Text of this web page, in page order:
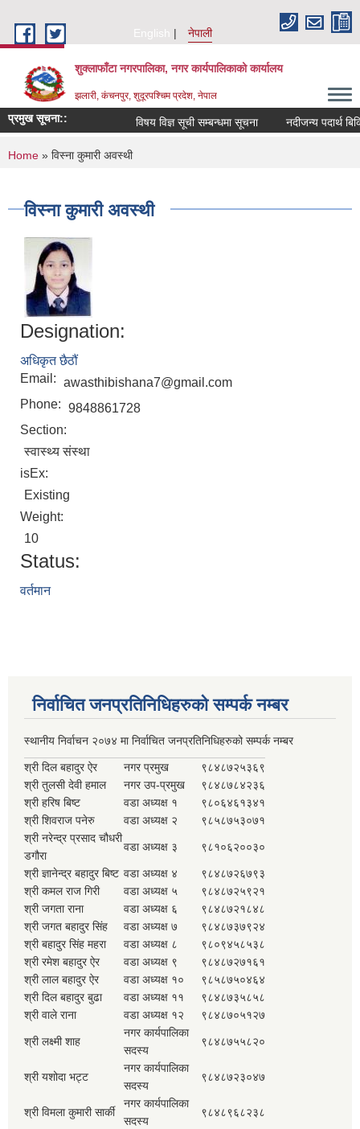
English
नेपाली
शुक्लाफाँटा नगरपालिका, नगर कार्यपालिकाको कार्यालय
झलारी, कंचनपुर, शुदूरपश्चिम प्रदेश, नेपाल
प्रमुख सूचना:: विषय विज्ञ सूची सम्बन्धमा सूचना नदीजन्य पदार्थ
You are here
Home » विस्ना कुमारी अवस्थी
विस्ना कुमारी अवस्थी
Designation:
अधिकृत छैठौं
Email: awasthibishana7@gmail.com
Phone: 9848861728
Section:
स्वास्थ्य संस्था
isEx:
Existing
Weight:
10
Status:
वर्तमान
निर्वाचित जनप्रतिनिधिहरुको सम्पर्क नम्बर
स्थानीय निर्वाचन २०७४ मा निर्वाचित जनप्रतिनिधिहरुको सम्पर्क नम्बर
श्री दिल बहादुर ऐर नगर प्रमुख
९८४८७२५३६९
श्री तुलसी देवी हमाल
नगर उप-प्रमुख
९८४८७८४२३६
श्री हरिष बिष्ट
वडा अध्यक्ष १
९८०६४६१३४१
श्री शिवराज पनेरु
वडा अध्यक्ष २
९८५८७५३०७१
श्री नरेन्द्र प्रसाद चौधरी
डगौरा
वडा अध्यक्ष ३ ९८१०६२००३०
श्री ज्ञानेन्द्र बहादुर बिष्ट वडा अध्यक्ष ४
९८४८७२६७९३
श्री कमल राज गिरी
वडा अध्यक्ष ५
९८४८७२५९२१
श्री जगता राना
वडा अध्यक्ष ६
९८४८७२१८४८
श्री जगत बहादुर सिंह
वडा अध्यक्ष ७
९८४८७३७९२४
श्री बहादुर सिंह महरा
वडा अध्यक्ष ८
९८०९४५८५३८
श्री रमेश बहादुर ऐर
वडा अध्यक्ष ९
९८४८७२७१६१
श्री लाल बहादुर ऐर
वडा अध्यक्ष १०
९८५८७५०४६४
श्री दिल बहादुर बुढा
वडा अध्यक्ष ११
९८४८७३५८५८
श्री वाले राना
वडा अध्यक्ष १२ ९८४८७०५१२७
श्री लक्ष्मी शाह
नगर कार्यपालिका
सदस्य
९८४८७५५८२०
श्री यशोदा भट्ट
नगर कार्यपालिका
सदस्य
९८४८७२३०४७
श्री विमला कुमारी सार्की
नगर कार्यपालिका
सदस्य
९८४८९६८२३८